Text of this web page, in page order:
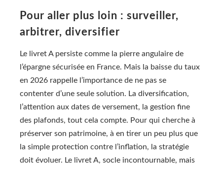
Pour aller plus loin : surveiller,
arbitrer, diversifier
Le livret A persiste comme la pierre angulaire de
l’épargne sécurisée en France. Mais la baisse du taux
en 2026 rappelle l’importance de ne pas se
contenter d’une seule solution. La diversification,
l’attention aux dates de versement, la gestion fine
des plafonds, tout cela compte. Pour qui cherche à
préserver son patrimoine, à en tirer un peu plus que
la simple protection contre l’inflation, la stratégie
doit évoluer. Le livret A, socle incontournable, mais